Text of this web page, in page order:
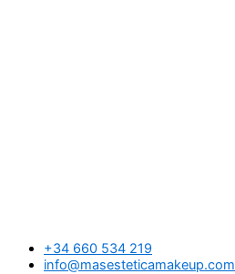
+34 660 534 219
info@masesteticamakeup.com